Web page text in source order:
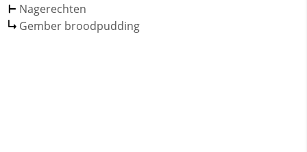
Nagerechten
Gember broodpudding